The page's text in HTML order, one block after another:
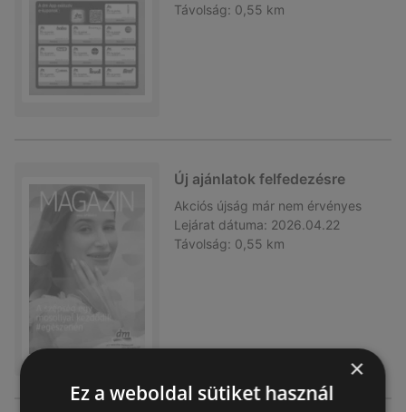
Távolság: 0,55 km
Új ajánlatok felfedezésre
Akciós újság már nem érvényes
Lejárat dátuma: 2026.04.22
Távolság: 0,55 km
×
Ez a weboldal sütiket használ